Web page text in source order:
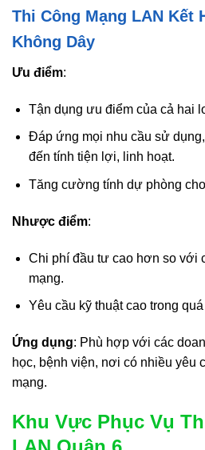
Thi Công Mạng LAN Kết
Không Dây
Ưu điểm:
Tận dụng ưu điểm của cả hai
Đáp ứng mọi nhu cầu sử
đến tính tiện lợi, linh hoạt.
Tăng cường tính dự phòng
Nhược điểm:
Chi phí đầu tư cao hơn so với
mạng.
Yêu cầu kỹ thuật cao trong
Ứng dụng: Phù hợp với các
học, bệnh viện, nơi có nhiều yêu
mạng.
Khu Vực Phục Vụ